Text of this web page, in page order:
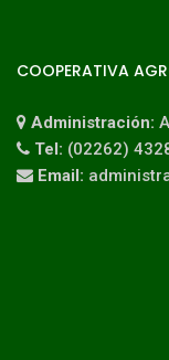
COOPERATIVA
Administración:
Tel: (02262)
Email: